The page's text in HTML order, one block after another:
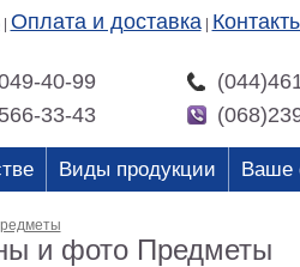
Оплата и доставка
40-99
33-43
Виды продукции Ваше
и фото Предметы